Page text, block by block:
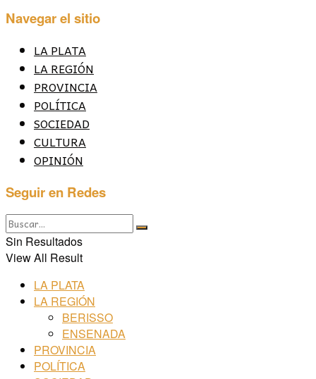
Navegar el sitio
LA PLATA
LA REGIÓN
PROVINCIA
POLÍTICA
SOCIEDAD
CULTURA
OPINIÓN
Seguir en Redes
Sin Resultados
View All Result
LA PLATA
LA REGIÓN
BERISSO
ENSENADA
PROVINCIA
POLÍTICA